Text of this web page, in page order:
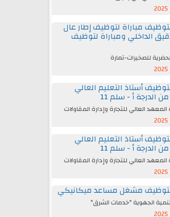
مباراة لتوظيف إطار عال
الداخلي ومباراة لتوظيف
للصخيرات-تمارة
أستاذ التعليم العالي
الدرجة أ - سلم 11
العالي للتجارة وإدارة المقاولات
أستاذ التعليم العالي
الدرجة أ - سلم 11
العالي للتجارة وإدارة المقاولات
لتوظيف مشغل مساعد ميكانيكي
الجهوية "خدمات الشرق"